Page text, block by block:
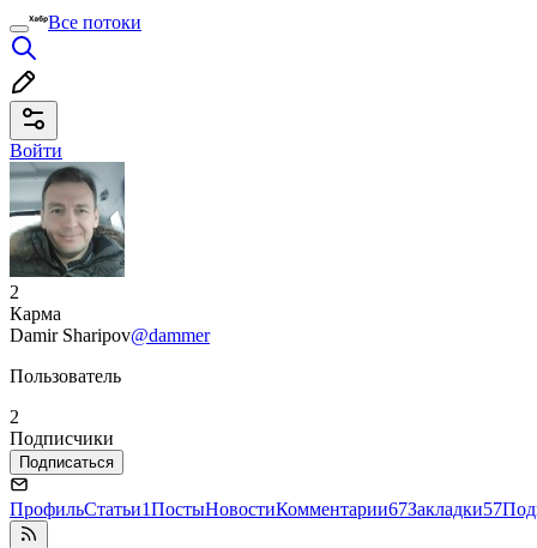
Все потоки
Войти
2
Карма
Damir Sharipov@dammer
Пользователь
2
Подписчики
Подписаться
ПрофильСтатьи1ПостыНовостиКомментарии67Закладки57